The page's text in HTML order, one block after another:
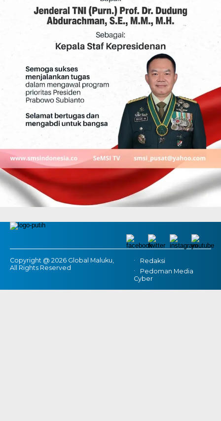
Copyright @ 2026 Global Maluku,
All Rights Reserved
Redaksi
Pedoman Media
Cyber